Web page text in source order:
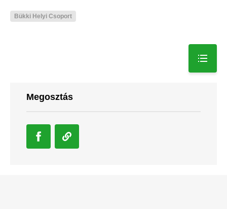
Bükki Helyi Csoport
Megosztás